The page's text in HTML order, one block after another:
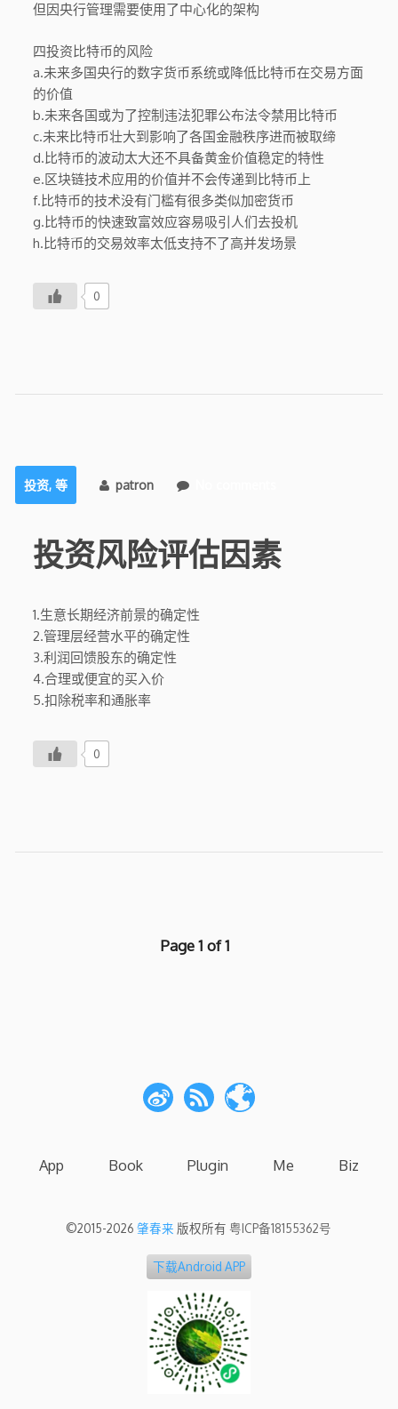
但因央行管理需要使用了中心化的架构
四投资比特币的风险
a.未来多国央行的数字货币系统或降低比特币在交易方面
的价值
b.未来各国或为了控制违法犯罪公布法令禁用比特币
c.未来比特币壮大到影响了各国金融秩序进而被取缔
d.比特币的波动太大还不具备黄金价值稳定的特性
e.区块链技术应用的价值并不会传递到比特币上
f.比特币的技术没有门槛有很多类似加密货币
g.比特币的快速致富效应容易吸引人们去投机
h.比特币的交易效率太低支持不了高并发场景
0
投资, 等 patron
投资风险评估因素
1.生意长期经济前景的确定性
2.管理层经营水平的确定性
3.利润回馈股东的确定性
4.合理或便宜的买入价
5.扣除税率和通胀率
0
Page 1 of 1
App Book Plugin Me Biz
©2015-2026肇春来 版权所有粤ICP备18155362号
下载Android APP